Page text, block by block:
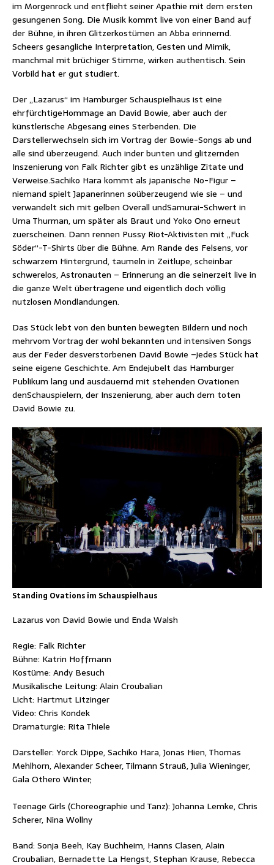
im Morgenrock und entflieht seiner Apathie mit dem ersten
gesungenen Song. Die Musik kommt live von einer Band auf
der Bühne, in ihren Glitzerkostümen an Abba erinnernd.
Scheers gesangliche Interpretation, Gesten und Mimik,
manchmal mit brüchiger Stimme, wirken authentisch. Sein
Vorbild hat er gut studiert.
Der „Lazarus“ im Hamburger Schauspielhaus ist eine
ehrfürchtigeHommage an David Bowie, aber auch der
künstlerische Abgesang eines Sterbenden. Die
Darstellerwechseln sich im Vortrag der Bowie-Songs ab und
alle sind überzeugend. Auch inder bunten und glitzernden
Inszenierung von Falk Richter gibt es unzählige Zitate und
Verweise.Sachiko Hara kommt als japanische No-Figur –
niemand spielt Japanerinnen soüberzeugend wie sie – und
verwandelt sich mit gelben Overall undSamurai-Schwert in
Uma Thurman, um später als Braut und Yoko Ono erneut
zuerscheinen. Dann rennen Pussy Riot-Aktivisten mit „Fuck
Söder“-T-Shirts über die Bühne. Am Rande des Felsens, vor
schwarzem Hintergrund, taumeln in Zeitlupe, scheinbar
schwerelos, Astronauten – Erinnerung an die seinerzeit live in
die ganze Welt übertragene und eigentlich doch völlig
nutzlosen Mondlandungen.
Das Stück lebt von den bunten bewegten Bildern und noch
mehrvom Vortrag der wohl bekannten und intensiven Songs
aus der Feder desverstorbenen David Bowie –jedes Stück hat
seine eigene Geschichte. Am Endejubelt das Hamburger
Publikum lang und ausdauernd mit stehenden Ovationen
denSchauspielern, der Inszenierung, aber auch dem toten
David Bowie zu.
Standing Ovations im Schauspielhaus
Lazarus von David Bowie und Enda Walsh
Regie: Falk Richter
Bühne: Katrin Hoffmann
Kostüme: Andy Besuch
Musikalische Leitung: Alain Croubalian
Licht: Hartmut Litzinger
Video: Chris Kondek
Dramaturgie: Rita Thiele
Darsteller: Yorck Dippe, Sachiko Hara, Jonas Hien, Thomas
Mehlhorn, Alexander Scheer, Tilmann Strauß, Julia Wieninger,
Gala Othero Winter;
Teenage Girls (Choreographie und Tanz): Johanna Lemke, Chris
Scherer, Nina Wollny
Band: Sonja Beeh, Kay Buchheim, Hanns Clasen, Alain
Croubalian, Bernadette La Hengst, Stephan Krause, Rebecca